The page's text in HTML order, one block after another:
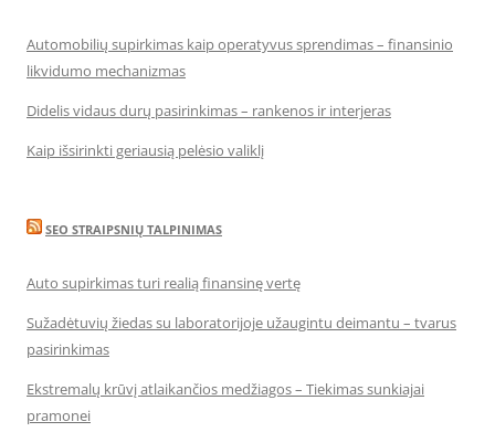
Automobilių supirkimas kaip operatyvus sprendimas – finansinio
likvidumo mechanizmas
Didelis vidaus durų pasirinkimas – rankenos ir interjeras
Kaip išsirinkti geriausią pelėsio valiklį
SEO STRAIPSNIŲ TALPINIMAS
Auto supirkimas turi realią finansinę vertę
Sužadėtuvių žiedas su laboratorijoje užaugintu deimantu – tvarus
pasirinkimas
Ekstremalų krūvį atlaikančios medžiagos – Tiekimas sunkiajai
pramonei